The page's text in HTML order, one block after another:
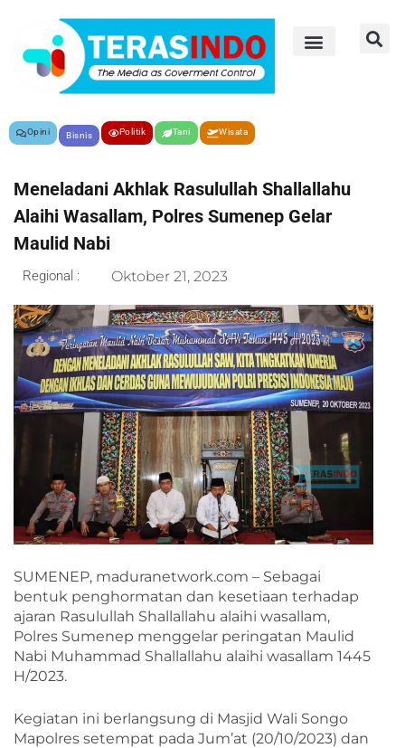
Opini Bisnis Politik Tani Wisata
Meneladani Akhlak Rasulullah Shallallahu
Alaihi Wasallam, Polres Sumenep Gelar
Maulid Nabi
Regional : Oktober 21, 2023
SUMENEP, maduranetwork.com – Sebagai
bentuk penghormatan dan kesetiaan terhadap
ajaran Rasulullah Shallallahu alaihi wasallam,
Polres Sumenep menggelar peringatan Maulid
Nabi Muhammad Shallallahu alaihi wasallam 1445
H/2023.
Kegiatan ini berlangsung di Masjid Wali Songo
Mapolres setempat pada Jum’at (20/10/2023) dan